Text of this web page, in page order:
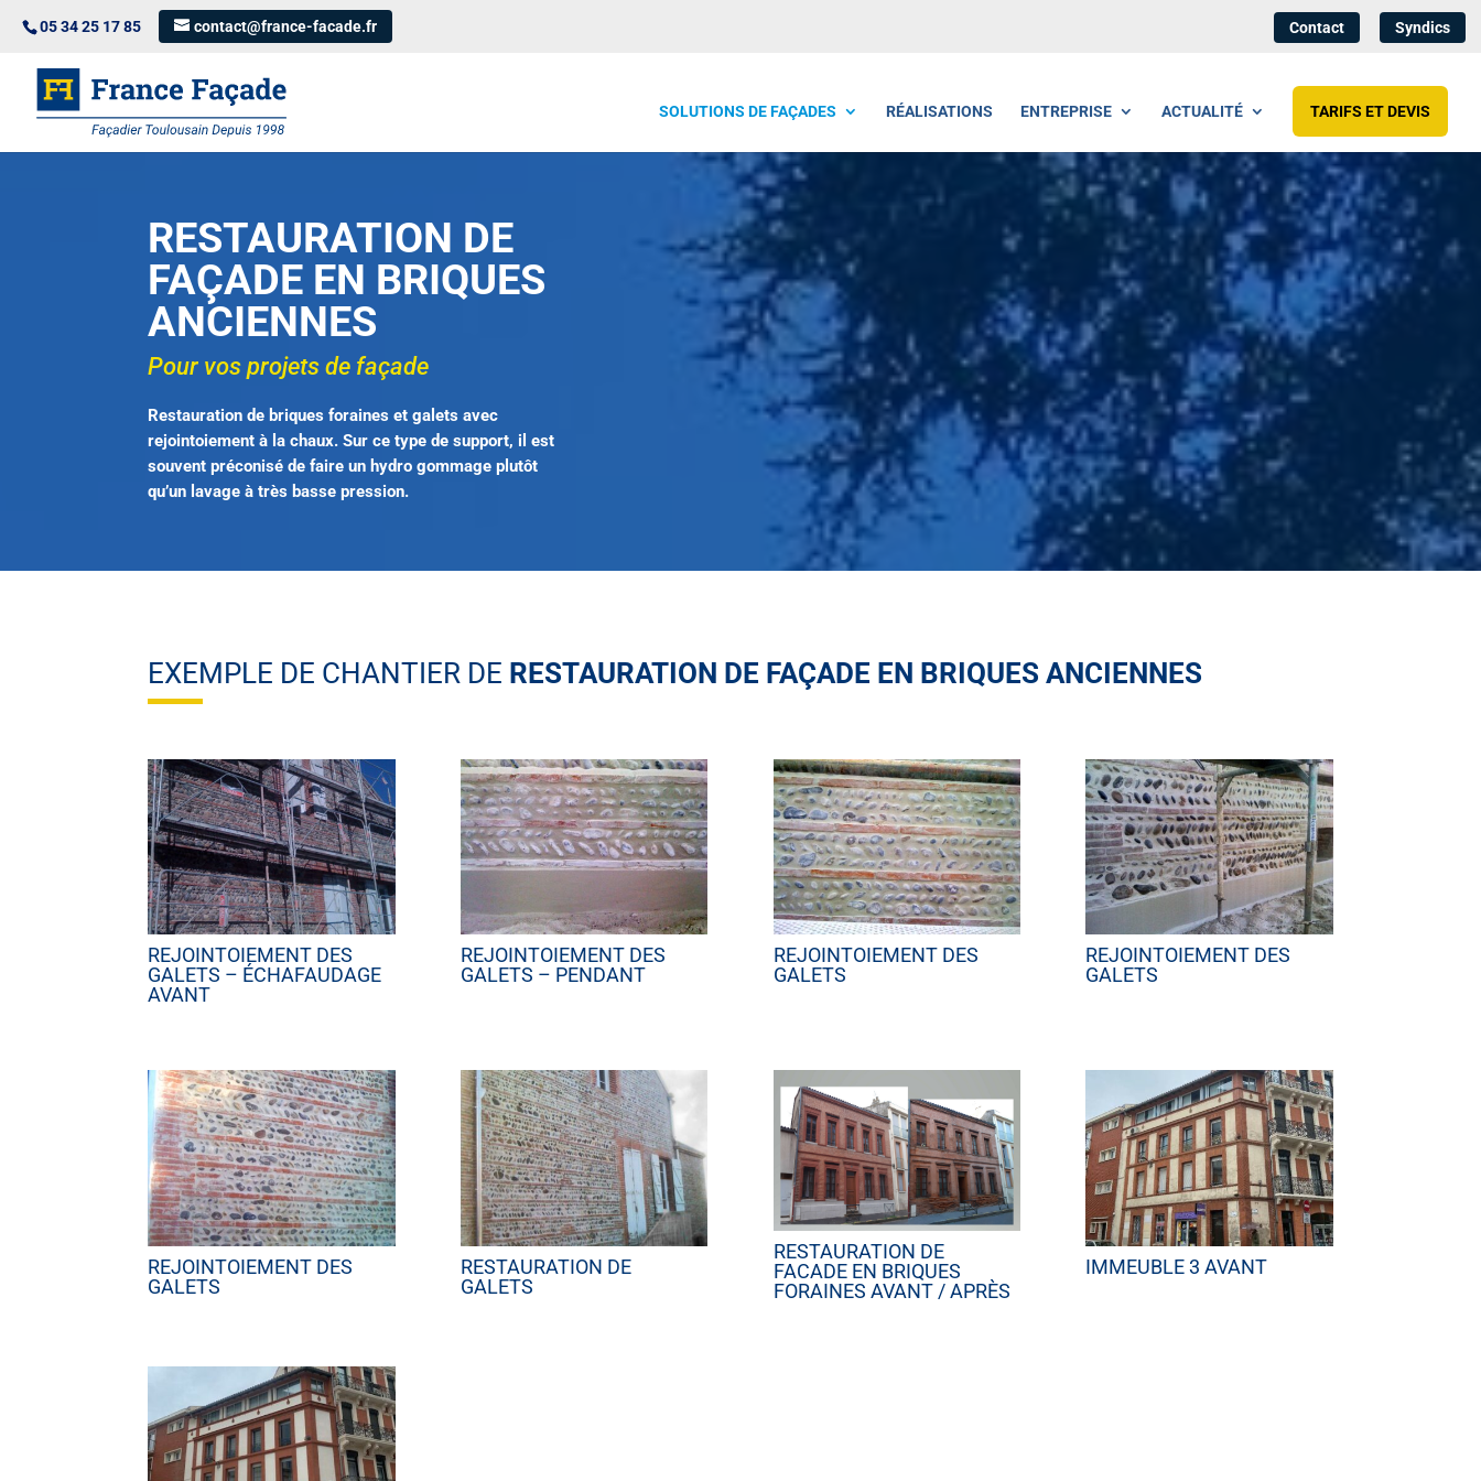
05 34 25 17 85 contact@france-facade.fr Contact Syndics
SOLUTIONS DE FAÇADES RÉALISATIONS ENTREPRISE ACTUALITÉ TARIFS ET DEVIS
RESTAURATION DE
FAÇADE EN BRIQUES
ANCIENNES
Pour vos projets de façade
Restauration de briques foraines et galets avec
rejointoiement à la chaux. Sur ce type de support, il est
souvent préconisé de faire un hydro gommage plutôt
qu’un lavage à très basse pression.
EXEMPLE DE CHANTIER DE RESTAURATION DE FAÇADE EN BRIQUES ANCIENNES
REJOINTOIEMENT DES
GALETS – ÉCHAFAUDAGE
AVANT
REJOINTOIEMENT DES
GALETS – PENDANT
REJOINTOIEMENT DES
GALETS
REJOINTOIEMENT DES
GALETS
REJOINTOIEMENT DES
GALETS
RESTAURATION DE
GALETS
RESTAURATION DE
FACADE EN BRIQUES
FORAINES AVANT / APRÈS
IMMEUBLE 3 AVANT